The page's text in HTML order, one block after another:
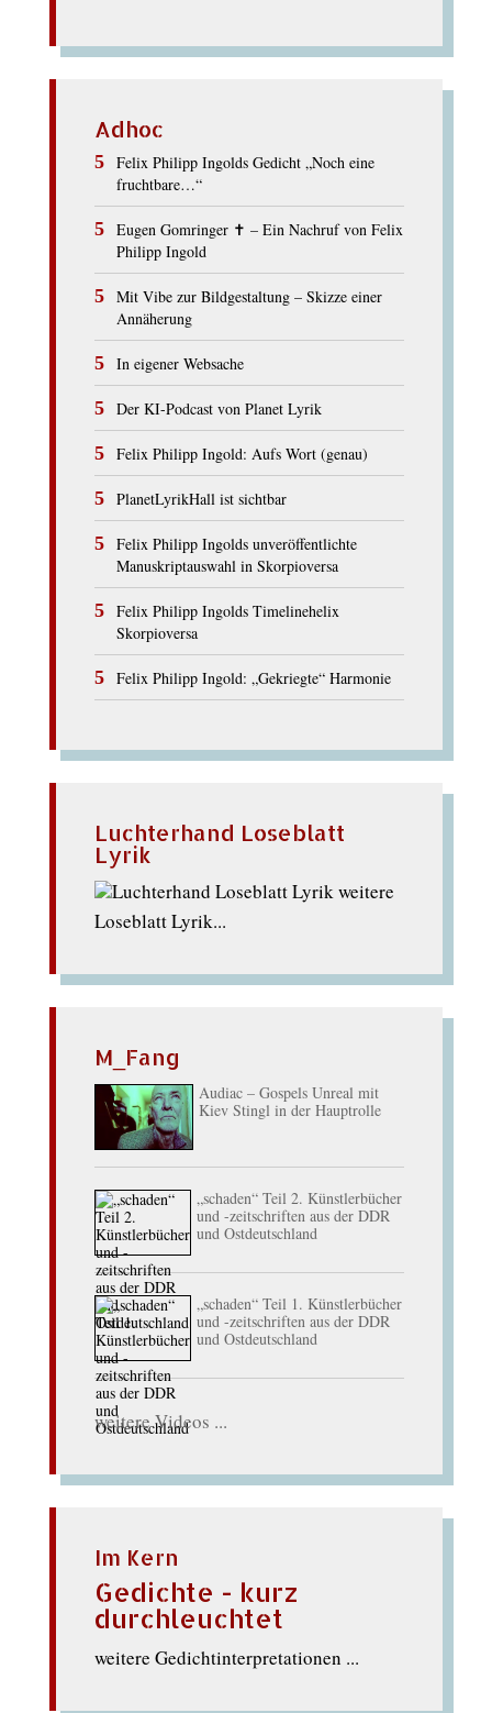
Adhoc
Felix Philipp Ingolds Gedicht „Noch eine
fruchtbare…“
Eugen Gomringer ✝︎ – Ein Nachruf von Felix
Philipp Ingold
Mit Vibe zur Bildgestaltung – Skizze einer
Annäherung
In eigener Websache
Der KI-Podcast von Planet Lyrik
Felix Philipp Ingold: Aufs Wort (genau)
PlanetLyrikHall ist sichtbar
Felix Philipp Ingolds unveröffentlichte
Manuskriptauswahl in Skorpioversa
Felix Philipp Ingolds Timelinehelix
Skorpioversa
Felix Philipp Ingold: „Gekriegte“ Harmonie
Luchterhand Loseblatt
Lyrik
weitere
Loseblatt Lyrik...
M_Fang
Audiac – Gospels Unreal mit
Kiev Stingl in der Hauptrolle
„schaden“ Teil 2. Künstlerbücher
und -zeitschriften aus der DDR
und Ostdeutschland
„schaden“ Teil 1. Künstlerbücher
und -zeitschriften aus der DDR
und Ostdeutschland
weitere Videos ...
Im Kern
Gedichte - kurz
durchleuchtet
weitere Gedichtinterpretationen ...